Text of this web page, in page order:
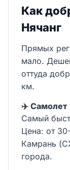
Как
Нячанг
Прямых
мало.
оттуда
км.
✈️ Самолет
Самый
Цена: от
Камрань
города.